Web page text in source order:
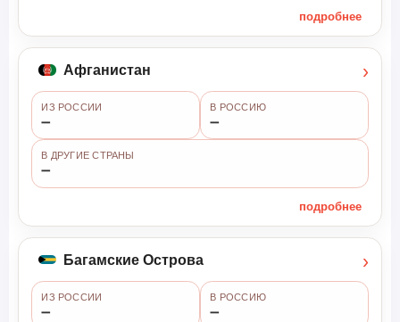
подробнее
Афганистан ›
ИЗ РОССИИ
➖
В РОССИЮ
➖
В ДРУГИЕ СТРАНЫ
➖
подробнее
Багамские Острова ›
ИЗ РОССИИ
➖
В РОССИЮ
➖